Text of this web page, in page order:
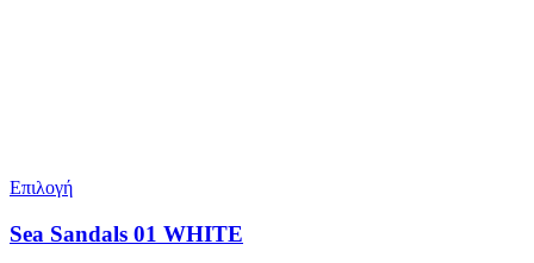
Επιλογή
Sea Sandals 01 WHITE